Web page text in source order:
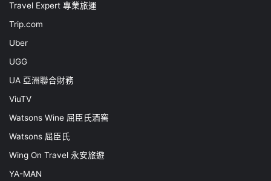
Travel Expert 專業旅運
Trip.com
Uber
UGG
UA 亞洲聯合財務
ViuTV
Watsons Wine 屈臣氏酒窖
Watsons 屈臣氏
Wing On Travel 永安旅遊
YA-MAN